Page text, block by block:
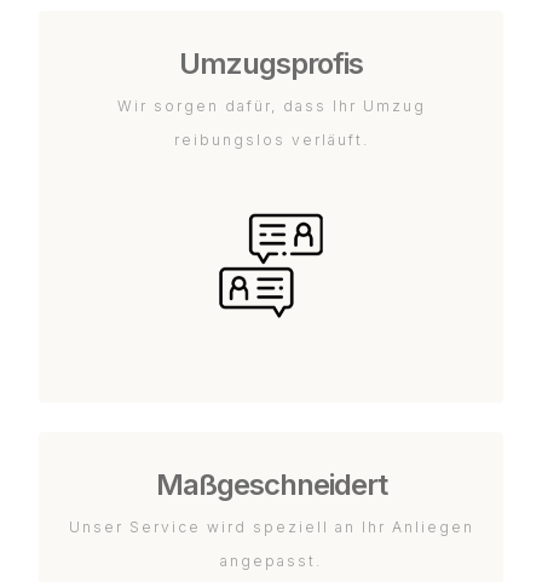
Umzugsprofis
Wir sorgen dafür, dass Ihr Umzug
reibungslos verläuft.
Maßgeschneidert
Unser Service wird speziell an Ihr Anliegen
angepasst.